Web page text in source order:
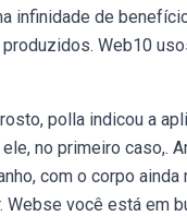
infinidade de
Web10
polla indicou a
no primeiro caso,.
com o corpo
você está em